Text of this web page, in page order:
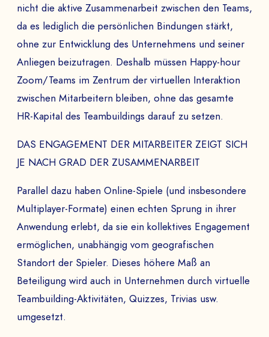
nicht die aktive Zusammenarbeit zwischen den Teams,
da es lediglich die persönlichen Bindungen stärkt,
ohne zur Entwicklung des Unternehmens und seiner
Anliegen beizutragen. Deshalb müssen Happy-hour
Zoom/Teams im Zentrum der virtuellen Interaktion
zwischen Mitarbeitern bleiben, ohne das gesamte
HR-Kapital des Teambuildings darauf zu setzen.
DAS ENGAGEMENT DER MITARBEITER ZEIGT SICH
JE NACH GRAD DER ZUSAMMENARBEIT
Parallel dazu haben Online-Spiele (und insbesondere
Multiplayer-Formate) einen echten Sprung in ihrer
Anwendung erlebt, da sie ein kollektives Engagement
ermöglichen, unabhängig vom geografischen
Standort der Spieler. Dieses höhere Maß an
Beteiligung wird auch in Unternehmen durch virtuelle
Teambuilding-Aktivitäten, Quizzes, Trivias usw.
umgesetzt.
DEMO ANFORDERN
TauschenSie sich mit einem Experten aus
unserem Team aus underhaltenSie einen
Einblick in unsere immersiven Spiele.
UNTERNEHMEN *
E-MAIL-ADRESSE *
TELEFON